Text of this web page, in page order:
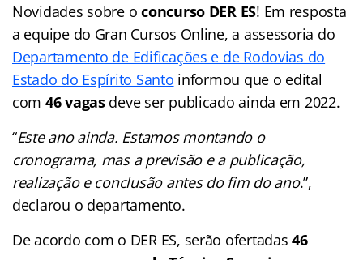
Novidades sobre oconcurso DER ES! Em resposta
a equipe do Gran Cursos Online, a assessoria do
Departamento de Edificações e de Rodovias do
Estado do Espírito Santo informou que o edital
com 46 vagasdeve ser publicado ainda em 2022.
“Este ano ainda. Estamos montando o
cronograma, mas a previsão e a publicação,
realização e conclusão antes do fim do ano.”,
declarou o departamento.
De acordo com o DER ES, serão ofertadas46